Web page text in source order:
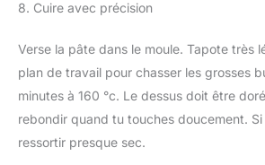
8. Cuire avec précision
Verse la pâte dans le moule. Tapote très
plan de travail pour chasser les grosses
minutes à 160 °c. Le dessus doit être
rebondir quand tu touches doucement.
ressortir presque sec.